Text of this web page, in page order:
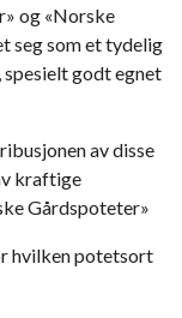
og «Norske
seg som et tydelig
godt egnet
av disse
kraftige
Gårdspoteter»
hvilken potetsort